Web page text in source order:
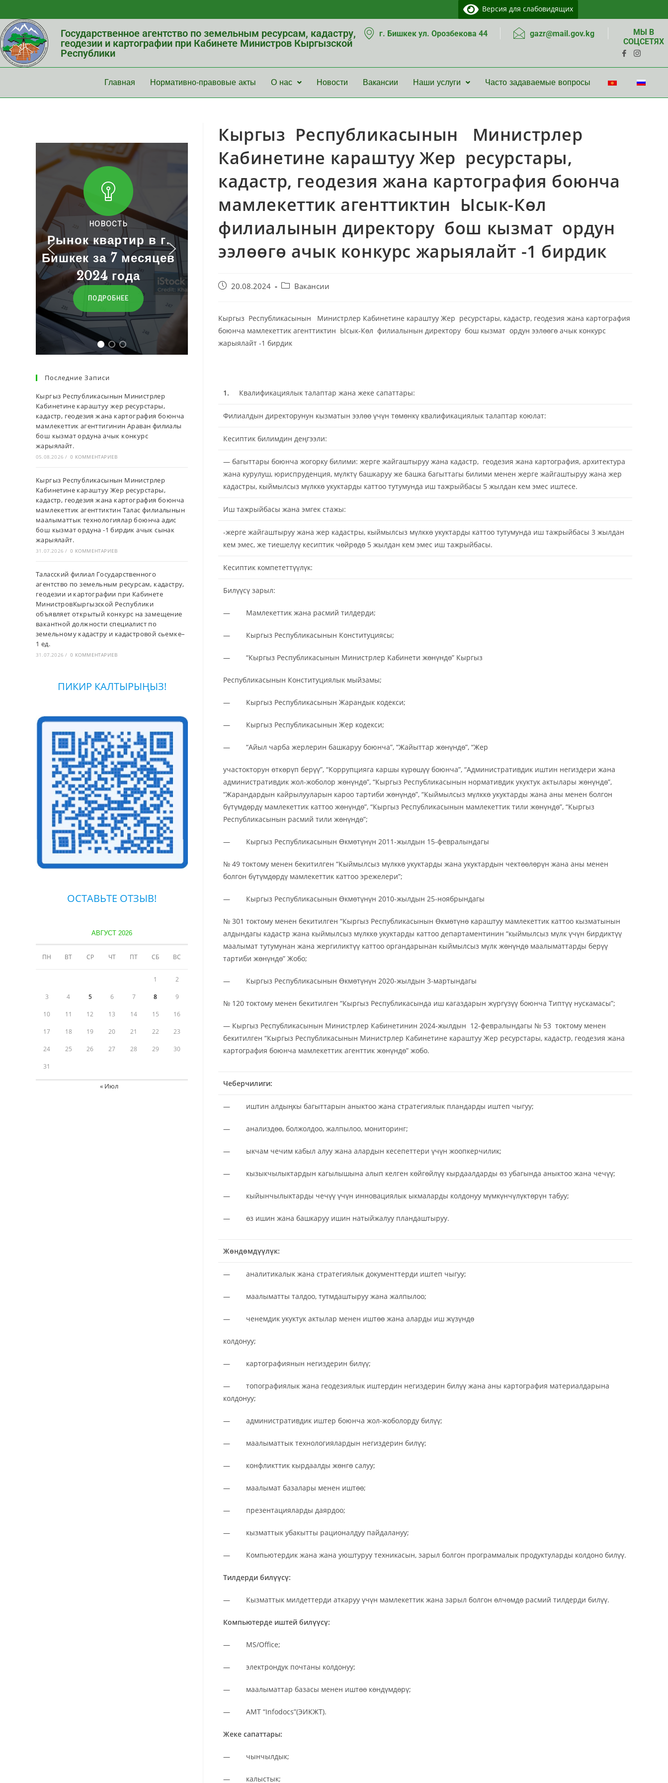
Версия для слабовидящих
Государственное агентство по земельным ресурсам, кадастру,
геодезии и картографии при Кабинете Министров Кыргызской
Республики
г. Бишкек ул. Орозбекова 44 gazr@mail.gov.kg
МЫ В
СОЦСЕТЯХ
Главная Нормативно-правовые акты О нас Новости Вакансии Наши услуги Часто задаваемые вопросы
Кыргыз Республикасынын Министрлер
Кабинетине караштуу Жер ресурстары,
кадастр, геодезия жана картография боюнча
мамлекеттик агенттиктин Ысык-Көл
филиалынын директору бош кызмат ордун
ээлөөгө ачык конкурс жарыялайт -1 бирдик
20.08.2024 Вакансии
Кыргыз Республикасынын Министрлер Кабинетине караштуу Жер ресурстары, кадастр, геодезия жана картография
боюнча мамлекеттик агенттиктин Ысык-Көл филиалынын директору бош кызмат ордун ээлөөгө ачык конкурс
жарыялайт -1 бирдик
1. Квалификациялык талаптар жана жеке сапаттары:
Филиалдын директорунун кызматын ээлөө үчүн төмөнкү квалификациялык талаптар коюлат:
Кесиптик билимдин деңгээли:
— багыттары боюнча жогорку билими: жерге жайгаштыруу жана кадастр, геодезия жана картография, архитектура
жана курулуш, юриспруденция, мүлктү башкаруу же башка багыттагы билими менен жерге жайгаштыруу жана жер
кадастры, кыймылсыз мүлккө укуктарды каттоо тутумунда иш тажрыйбасы 5 жылдан кем эмес иштесе.
Иш тажрыйбасы жана эмгек стажы:
-жерге жайгаштыруу жана жер кадастры, кыймылсыз мүлккө укуктарды каттоо тутумунда иш тажрыйбасы 3 жылдан
кем эмес, же тиешелүү кесиптик чөйрөдө 5 жылдан кем эмес иш тажрыйбасы.
Кесиптик компететтүүлүк:
Билүүсү зарыл:
— Мамлекеттик жана расмий тилдерди;
— Кыргыз Республикасынын Конституциясы;
— “Кыргыз Республикасынын Министрлер Кабинети жөнүндө” Кыргыз
Республикасынын Конституциялык мыйзамы;
— Кыргыз Республикасынын Жарандык кодекси;
— Кыргыз Республикасынын Жер кодекси;
— “Айыл чарба жерлерин башкаруу боюнча”, “Жайыттар жөнүндө”, “Жер
участокторун өткөрүп берүү”, “Коррупцияга каршы күрөшүү боюнча”, “Административдик иштин негиздери жана
административдик жол-жоболор жөнүндө”, “Кыргыз Республикасынын нормативдик укуктук актылары жөнүндө”,
“Жарандардын кайрылууларын кароо тартиби жөнүндө”, “Кыймылсыз мүлккө укуктарды жана аны менен болгон
бүтүмдөрдү мамлекеттик каттоо жөнүндө”, “Кыргыз Республикасынын мамлекеттик тили жөнүндө”, “Кыргыз
Республикасынын расмий тили жөнүндө”;
— Кыргыз Республикасынын Өкмөтүнүн 2011-жылдын 15-февралындагы
№ 49 токтому менен бекитилген “Кыймылсыз мүлккө укуктарды жана укуктардын чектөөлөрүн жана аны менен
болгон бүтүмдөрдү мамлекеттик каттоо эрежелери”;
— Кыргыз Республикасынын Өкмөтүнүн 2010-жылдын 25-ноябрындагы
№ 301 токтому менен бекитилген “Кыргыз Республикасынын Өкмөтүнө караштуу мамлекеттик каттоо кызматынын
алдындагы кадастр жана кыймылсыз мүлккө укуктарды каттоо департаментинин “кыймылсыз мүлк үчүн бирдиктүү
маалымат тутумунан жана жергиликтүү каттоо органдарынан кыймылсыз мүлк жөнүндө маалыматтарды берүү
тартиби жөнүндө” Жобо;
— Кыргыз Республикасынын Өкмөтүнүн 2020-жылдын 3-мартындагы
№ 120 токтому менен бекитилген “Кыргыз Республикасында иш кагаздарын жүргүзүү боюнча Типтүү нускамасы”;
— Кыргыз Республикасынын Министрлер Кабинетинин 2024-жылдын 12-февралындагы № 53 токтому менен
бекитилген “Кыргыз Республикасынын Министрлер Кабинетине караштуу Жер ресурстары, кадастр, геодезия жана
картография боюнча мамлекеттик агенттик жөнүндө” жобо.
Чеберчилиги:
— иштин алдыңкы багыттарын аныктоо жана стратегиялык пландарды иштеп чыгуу;
— анализдөө, болжолдоо, жалпылоо, мониторинг;
— ыкчам чечим кабыл алуу жана алардын кесепеттери үчүн жоопкерчилик;
— кызыкчылыктардын кагылышына алып келген көйгөйлүү кырдаалдарды өз убагында аныктоо жана чечүү;
— кыйынчылыктарды чечүү үчүн инновациялык ыкмаларды колдонуу мүмкүнчүлүктөрүн табуу;
— өз ишин жана башкаруу ишин натыйжалуу пландаштыруу.
Жөндөмдүүлүк:
— аналитикалык жана стратегиялык документтерди иштеп чыгуу;
— маалыматты талдоо, тутмдаштыруу жана жалпылоо;
— ченемдик укуктук актылар менен иштөө жана аларды иш жүзүндө
колдонуу;
— картографиянын негиздерин билүү;
— топографиялык жана геодезиялык иштердин негиздерин билүү жана аны картография материалдарына
колдонуу;
— административдик иштер боюнча жол-жоболорду билүү;
— маалыматтык технологиялардын негиздерин билүү;
— конфликттик кырдаалды жөнгө салуу;
— маалымат базалары менен иштөө;
— презентацияларды даярдоо;
— кызматтык убакытты рационалдуу пайдалануу;
— Компьютердик жана жана уюштуруу техникасын, зарыл болгон программалык продуктуларды колдоно билүү.
Тилдерди билүүсү:
— Кызматтык милдеттерди аткаруу үчүн мамлекеттик жана зарыл болгон өлчөмдө расмий тилдерди билүү.
Компьютерде иштей билүүсү:
— MS/Office;
— электрондук почтаны колдонуу;
— маалыматтар базасы менен иштөө көндүмдөрү;
— АМТ “Infodocs”(ЭИКЖТ).
Жеке сапаттары:
— чынчылдык;
— калыстык;
Баалар
Последние Записи
Кыргыз Республикасынын Министрлер
Кабинетине караштуу жер ресурстары,
кадастр, геодезия жана картография боюнча
мамлекеттик агенттигинин Араван филиалы
бош кызмат ордуна ачык конкурс
жарыялайт.
05.08.2026 / 0 КОММЕНТАРИЕВ
Кыргыз Республикасынын Министрлер
Кабинетине караштуу Жер ресурстары,
кадастр, геодезия жана картография боюнча
мамлекеттик агенттиктин Талас филиалынын
маалыматтык технологиялар боюнча адис
бош кызмат ордуна -1 бирдик ачык сынак
жарыялайт.
31.07.2026 / 0 КОММЕНТАРИЕВ
Таласский филиал Государственного
агентство по земельным ресурсам, кадастру,
геодезии и картографии при Кабинете
МинистровКыргызской Республики
объявляет открытый конкурс на замещение
вакантной должности специалист по
земельному кадастру и кадастровой сьемке–
1 ед.
31.07.2026 / 0 КОММЕНТАРИЕВ
ПИКИР КАЛТЫРЫҢЫЗ!
ОСТАВЬТЕ ОТЗЫВ!
АВГУСТ 2026
ПН ВТ СР ЧТ ПТ СБ ВС
1 2
3 4 5 6 7 8 9
10 11 12 13 14 15 16
17 18 19 20 21 22 23
24 25 26 27 28 29 30
31
« Июл